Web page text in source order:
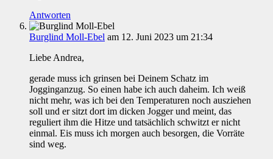
Antworten
Burglind Moll-Ebel am 12. Juni 2023 um 21:34
Liebe Andrea,
gerade muss ich grinsen bei Deinem Schatz im
Jogginganzug. So einen habe ich auch daheim. Ich weiß
nicht mehr, was ich bei den Temperaturen noch ausziehen
soll und er sitzt dort im dicken Jogger und meint, das
reguliert ihm die Hitze und tatsächlich schwitzt er nicht
einmal. Eis muss ich morgen auch besorgen, die Vorräte
sind weg.